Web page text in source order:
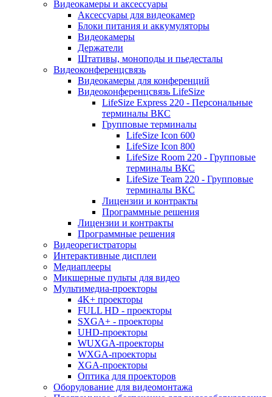
Видеокамеры и аксессуары
Аксессуары для видеокамер
Блоки питания и аккумуляторы
Видеокамеры
Держатели
Штативы, моноподы и пьедесталы
Видеоконференцсвязь
Видеокамеры для конференций
Видеоконференцсвязь LifeSize
LifeSize Express 220 - Персональные
терминалы ВКС
Групповые терминалы
LifeSize Icon 600
LifeSize Icon 800
LifeSize Room 220 - Групповые
терминалы ВКС
LifeSize Team 220 - Групповые
терминалы ВКС
Лицензии и контракты
Программные решения
Лицензии и контракты
Программные решения
Видеорегистраторы
Интерактивные дисплеи
Медиаплееры
Микшерные пульты для видео
Мультимедиа-проекторы
4K+ проекторы
FULL HD - проекторы
SXGA+ - проекторы
UHD-проекторы
WUXGA-проекторы
WXGA-проекторы
XGA-проекторы
Оптика для проекторов
Оборудование для видеомонтажа